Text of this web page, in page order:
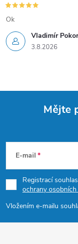
Vladimír
3.8.2026
Ok
p
a
t
Mějte
E-mail
Registrací
ochrany osobních
Vložením e-mailu